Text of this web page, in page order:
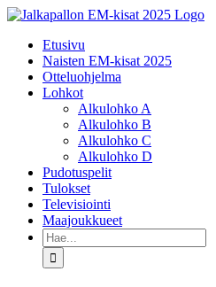
Skip
contentEtusivu
Naisten EM-kisat 2025
Otteluohjelma
Lohkot
Alkulohko A
Alkulohko B
Alkulohko C
Alkulohko D
Pudotuspelit
Tulokset
Televisiointi
Maajoukkueet
Etsi
...